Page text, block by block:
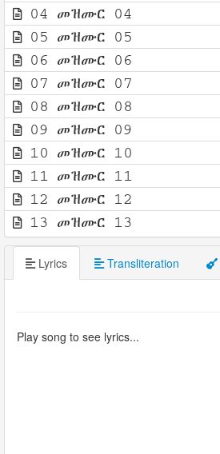
04 መዝሙር 04
05 መዝሙር 05
06 መዝሙር 06
07 መዝሙር 07
08 መዝሙር 08
09 መዝሙር 09
10 መዝሙር 10
11 መዝሙር 11
12 መዝሙር 12
13 መዝሙር 13
Lyrics Transliteration
Play song to see lyrics...